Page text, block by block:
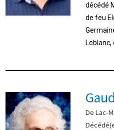
décédé
de feu
Leblanc,
De Lac-